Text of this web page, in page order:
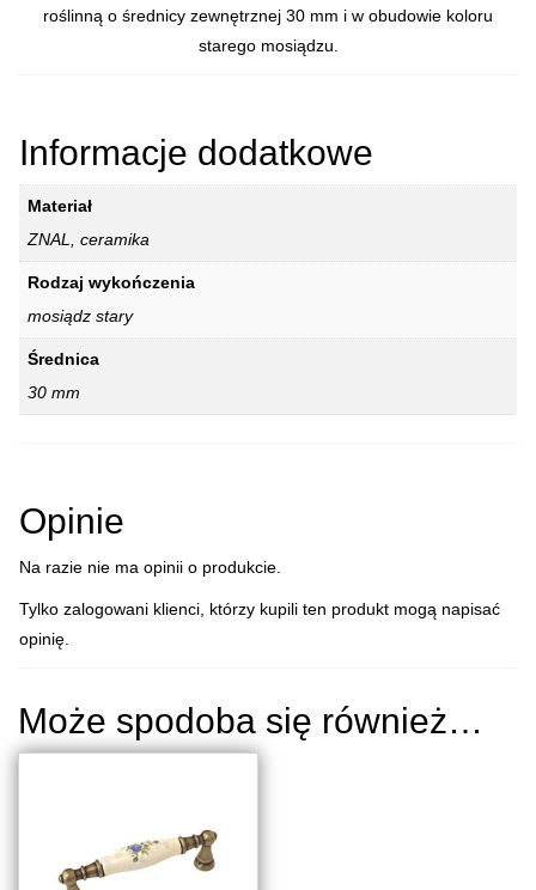
roślinną o średnicy zewnętrznej 30 mm i w obudowie koloru
starego mosiądzu.
Informacje dodatkowe
Materiał
ZNAL, ceramika
Rodzaj wykończenia
mosiądz stary
Średnica
30 mm
Opinie
Na razie nie ma opinii o produkcie.
Tylko zalogowani klienci, którzy kupili ten produkt mogą napisać
opinię.
Może spodoba się również…